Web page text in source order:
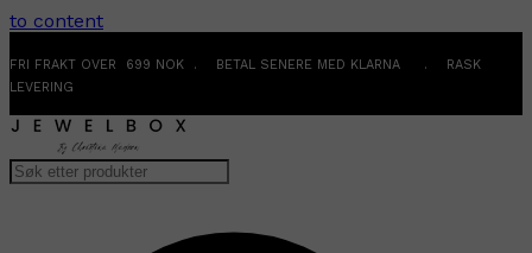
to content
FRI FRAKT OVER 699 NOK . BETAL SENERE MED KLARNA . RASK
LEVERING